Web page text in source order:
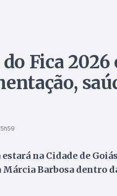
Fica 2026
na Cidade de
Barbosa dentro